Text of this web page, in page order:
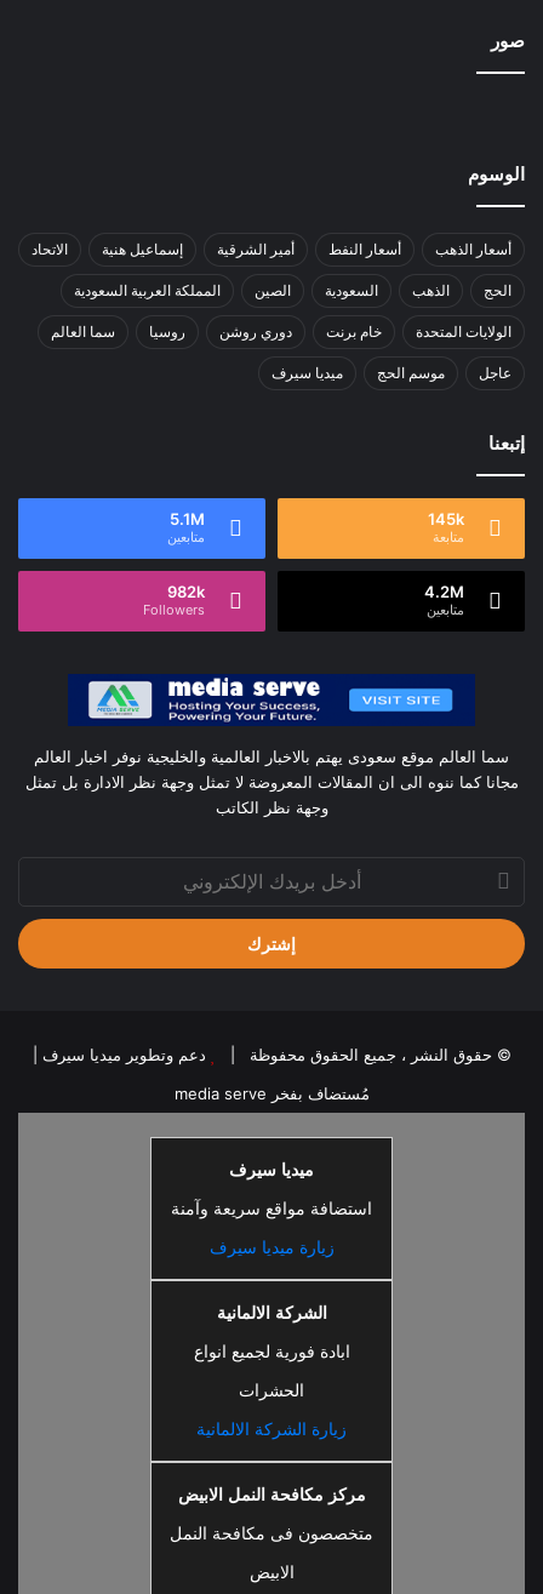
صور
الوسوم
أسعار الذهب أسعار النفط أمير الشرقية إسماعيل هنية الاتحاد
الحج الذهب السعودية الصين المملكة العربية السعودية
الولايات المتحدة خام برنت دوري روشن روسيا سما العالم
عاجل موسم الحج ميديا سيرف
إتبعنا
145k
متابعة
5.1M
متابعين
4.2M
متابعين
982k
Followers
سما العالم موقع سعودى يهتم بالاخبار العالمية والخليجية نوفر اخبار العالم
مجانا كما ننوه الى ان المقالات المعروضة لا تمثل وجهة نظر الادارة بل تمثل
وجهة نظر الكاتب
بريدك
الإلكتروني
© حقوق النشر ، جميع الحقوق محفوظة | دعم وتطوير ميديا سيرف
مُستضاف بفخر media serve
ميديا سيرف
استضافة مواقع سريعة وآمنة
زيارة ميديا سيرف
الشركة الالمانية
ابادة فورية لجميع انواع
الحشرات
زيارة الشركة الالمانية
مركز مكافحة النمل الابيض
متخصصون فى مكافحة النمل
الابيض